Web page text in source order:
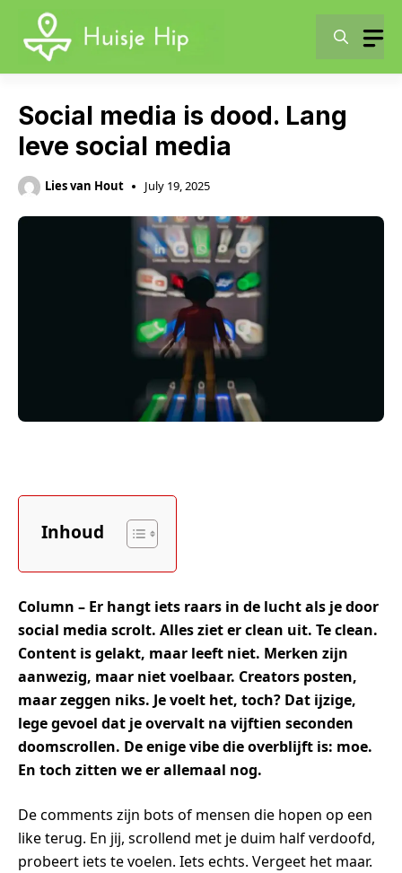
content
Social media is dood. Lang
leve social media
Lies van Hout July 19, 2025
Inhoud
Column – Er hangt iets raars in de lucht als je door
social media scrolt. Alles ziet er clean uit. Te clean.
Content is gelakt, maar leeft niet. Merken zijn
aanwezig, maar niet voelbaar. Creators posten,
maar zeggen niks. Je voelt het, toch? Dat ijzige,
lege gevoel dat je overvalt na vijftien seconden
doomscrollen. De enige vibe die overblijft is: moe.
En toch zitten we er allemaal nog.
De comments zijn bots of mensen die hopen op een
like terug. En jij, scrollend met je duim half verdoofd,
probeert iets te voelen. Iets echts. Vergeet het maar.